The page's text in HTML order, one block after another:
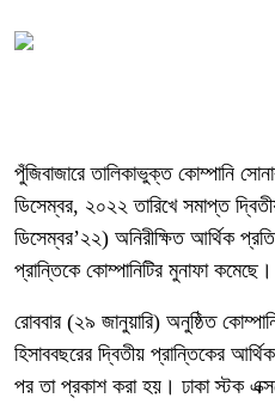
পুঁজিবাজারে তালিকাভুক্ত কোম্পানি
ডিসেম্বর, ২০২২ তারিখে সমাপ্ত
ডিসেম্বর’২২) অনিরীক্ষিত আর্থিক
প্রান্তিকে কোম্পানিটির মুনাফা কমেছে।
রোববার (২৯ জানুয়ারি) অনুষ্ঠিত
হিসাববছরের দ্বিতীয় প্রান্তিকের
পর তা প্রকাশ করা হয়। ঢাকা স্টক